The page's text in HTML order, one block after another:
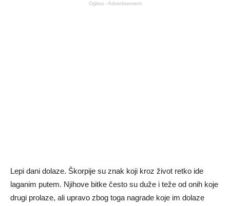
Oglasi - Advertisement
Lepi dani dolaze. Škorpije su znak koji kroz život retko ide
laganim putem. Njihove bitke često su duže i teže od onih koje
drugi prolaze, ali upravo zbog toga nagrade koje im dolaze